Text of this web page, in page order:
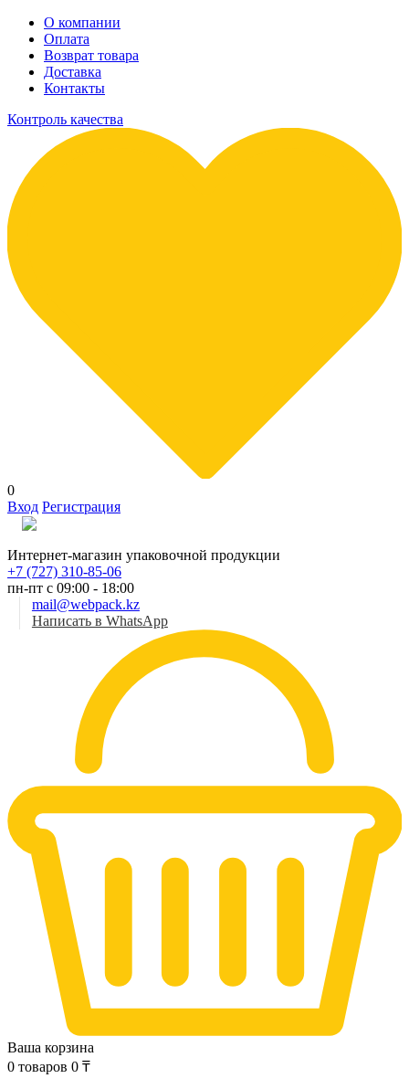
О компании
Оплата
Возврат товара
Доставка
Контакты
Контроль качества
0
Вход Регистрация
Интернет-магазин упаковочной продукции
+7 (727) 310-85-06
пн-пт с 09:00 - 18:00
mail@webpack.kz
Написать в WhatsApp
Ваша корзина
0 товаров 0 ₸